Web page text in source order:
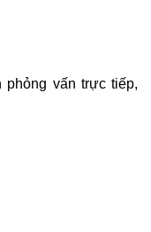
phỏng vấn trực tiếp,